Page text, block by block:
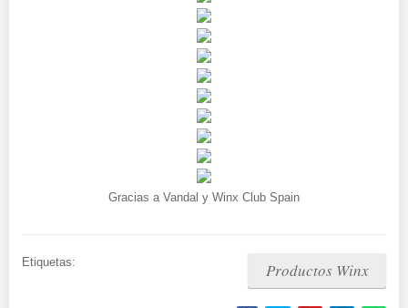
Gracias a Vandal y Winx Club Spain
Etiquetas: Productos Winx